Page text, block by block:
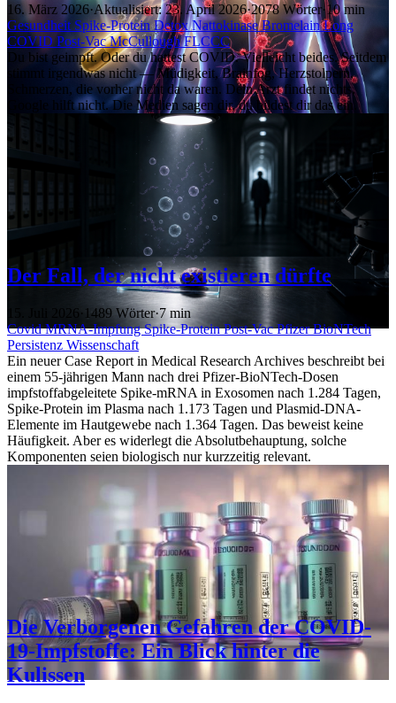
16. März 2026·Aktualisiert: 23. April 2026·2078 Wörter·10 min
Gesundheit Spike-ProteinDetoxNattokinaseBromelainLong
COVID Post-VacMcCulloughFLCCC
Du bist geimpft. Oder du hattest COVID. Vielleicht beides. Seitdem
stimmt irgendwas nicht — Müdigkeit, Brainfog, Herzstolpern,
Schmerzen, die vorher nicht da waren. Dein Arzt findet nichts.
Google hilft nicht. Die Medien sagen dir, du bildest dir das ein.
Der Fall, der nicht existieren dürfte
15. Juli 2026· 1489 Wörter·7 min
CovidMRNA-ImpfungSpike-ProteinPost-VacPfizerBioNTech
Persistenz Wissenschaft
Ein neuer Case Report in Medical Research Archives beschreibt bei
einem 55-jährigen Mann nach drei Pfizer-BioNTech-Dosen
impfstoffabgeleitete Spike-mRNA in Exosomen nach 1.284 Tagen,
Spike-Protein im Plasma nach 1.173 Tagen und Plasmid-DNA-
Elemente im Hautgewebe nach 1.364 Tagen. Das beweist keine
Häufigkeit. Aber es widerlegt die Absolutbehauptung, solche
Komponenten seien biologisch nur kurzzeitig relevant.
Die Verborgenen Gefahren der COVID-
19-Impfstoffe: Ein Blick hinter die
Kulissen